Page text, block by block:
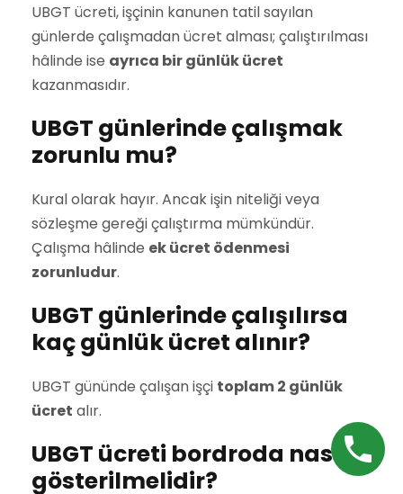
UBGT ücreti, işçinin kanunen tatil sayılan
günlerde çalışmadan ücret alması; çalıştırılması
hâlinde ise ayrıca bir günlük ücret
kazanmasıdır.
UBGT günlerinde çalışmak
zorunlu mu?
Kural olarak hayır. Ancak işin niteliği veya
sözleşme gereği çalıştırma mümkündür.
Çalışma hâlinde ek ücret ödenmesi
zorunludur.
UBGT günlerinde çalışılırsa
kaç günlük ücret alınır?
UBGT gününde çalışan işçi toplam 2 günlük
ücret alır.
UBGT ücreti bordroda nasıl
gösterilmelidir?